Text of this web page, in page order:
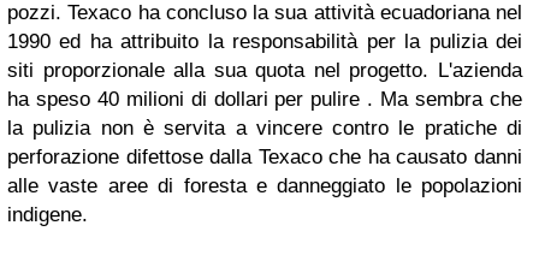
pozzi. Texaco ha concluso la sua attività ecuadoriana nel
1990 ed ha attribuito la responsabilità per la pulizia dei
siti proporzionale alla sua quota nel progetto. L'azienda
ha speso 40 milioni di dollari per pulire . Ma sembra che
la pulizia non è servita a vincere contro le pratiche di
perforazione difettose dalla Texaco che ha causato danni
alle vaste aree di foresta e danneggiato le popolazioni
indigene.